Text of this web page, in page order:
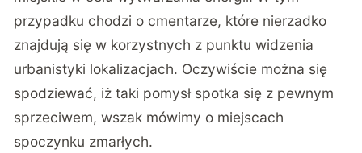
przypadku chodzi o cmentarze, które nierzadko
znajdują się w korzystnych z punktu widzenia
urbanistyki lokalizacjach. Oczywiście można się
spodziewać, iż taki pomysł spotka się z pewnym
sprzeciwem, wszak mówimy o miejscach
spoczynku zmarłych.